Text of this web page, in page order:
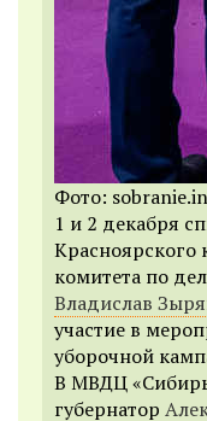
Фото:
1 и 2 декабря
Красноярского
комитета по
Владислав
участие в
уборочной
В МВДЦ
губернатор